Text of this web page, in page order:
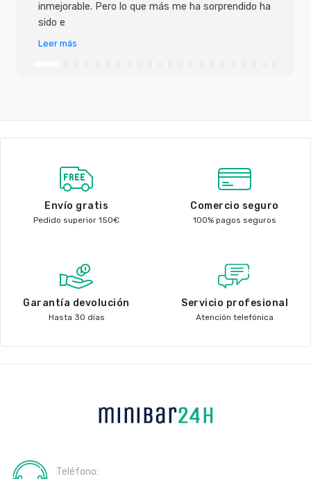
inmejorable. Pero lo que más me ha sorprendido ha
sido e
Leer más
Envío gratis
Pedido superior 150€
Comercio seguro
100% pagos seguros
Garantía devolución
Hasta 30 días
Servicio profesional
Atención telefónica
Teléfono: